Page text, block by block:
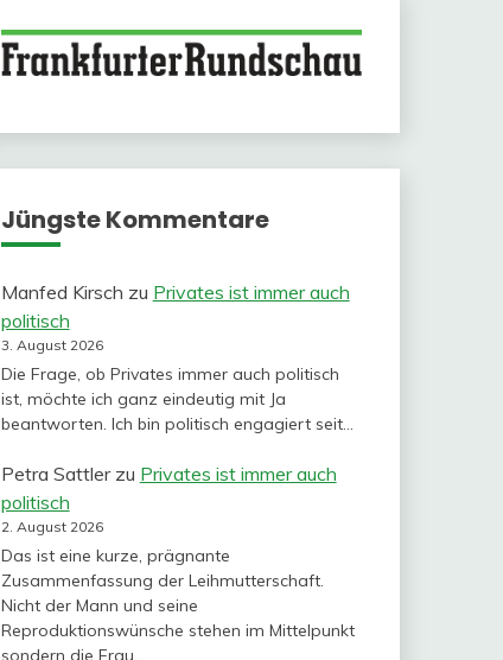
Jüngste Kommentare
Manfed Kirsch zu Privates ist immer auch
politisch
3. August 2026
Die Frage, ob Privates immer auch politisch
ist, möchte ich ganz eindeutig mit Ja
beantworten. Ich bin politisch engagiert seit…
Petra Sattlerzu Privates ist immer auch
politisch
2. August 2026
Das ist eine kurze, prägnante
Zusammenfassung der Leihmutterschaft.
Nicht der Mann und seine
Reproduktionswünsche stehen im Mittelpunkt